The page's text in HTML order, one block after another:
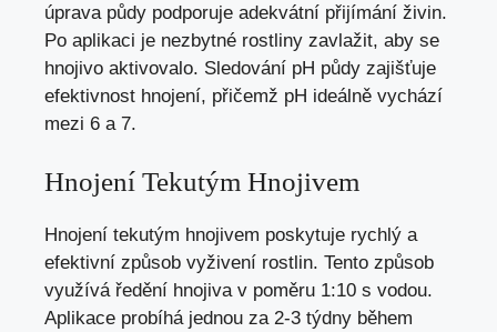
úprava půdy podporuje adekvátní přijímání živin.
Po aplikaci je nezbytné rostliny zavlažit, aby se
hnojivo aktivovalo. Sledování pH půdy zajišťuje
efektivnost hnojení, přičemž pH ideálně vychází
mezi 6 a 7.
Hnojení Tekutým Hnojivem
Hnojení tekutým hnojivem poskytuje rychlý a
efektivní způsob vyživení rostlin. Tento způsob
využívá ředění hnojiva v poměru 1:10 s vodou.
Aplikace probíhá jednou za 2-3 týdny během